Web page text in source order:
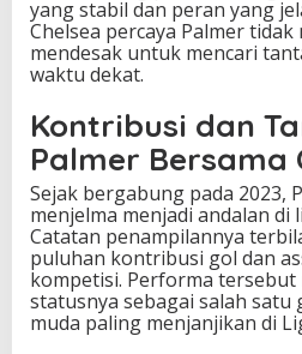
yang stabil dan peran yang
Chelsea percaya Palmer tidak
mendesak untuk mencari
waktu dekat.
Kontribusi dan
Palmer Bersama
Sejak bergabung pada 2023,
menjelma menjadi andalan di
Catatan penampilannya
puluhan kontribusi gol dan
kompetisi. Performa tersebut
statusnya sebagai salah satu
muda paling menjanjikan di